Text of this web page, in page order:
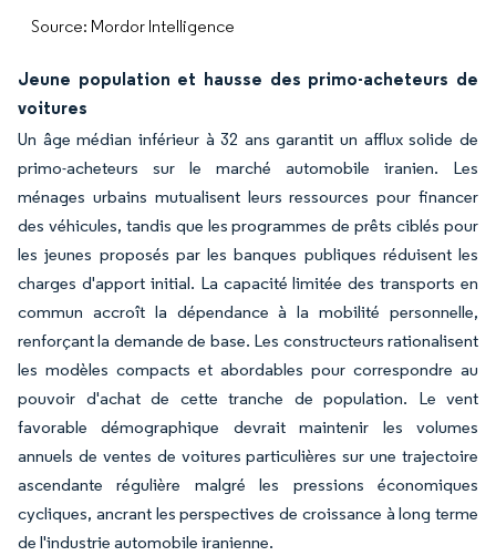
Source: Mordor Intelligence
Jeune population et hausse des primo-acheteurs de
voitures
Un âge médian inférieur à 32 ans garantit un afflux solide de
primo-acheteurs sur le marché automobile iranien. Les
ménages urbains mutualisent leurs ressources pour financer
des véhicules, tandis que les programmes de prêts ciblés pour
les jeunes proposés par les banques publiques réduisent les
charges d'apport initial. La capacité limitée des transports en
commun accroît la dépendance à la mobilité personnelle,
renforçant la demande de base. Les constructeurs rationalisent
les modèles compacts et abordables pour correspondre au
pouvoir d'achat de cette tranche de population. Le vent
favorable démographique devrait maintenir les volumes
annuels de ventes de voitures particulières sur une trajectoire
ascendante régulière malgré les pressions économiques
cycliques, ancrant les perspectives de croissance à long terme
de l'industrie automobile iranienne.